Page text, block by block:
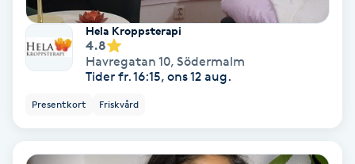
Hälsprickor
Idrottsmassage
Hela Kroppsterapi
4.8
Havregatan 10, Södermalm
Tider fr. 16:15, ons 12 aug.
Presentkort Friskvård